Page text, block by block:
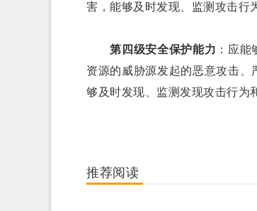
害，能够及时发现、监测攻击行
第四级安全保护能力 ：应
资源的威胁源发起的恶意攻击
够及时发现、监测发现攻击行为
推荐阅读